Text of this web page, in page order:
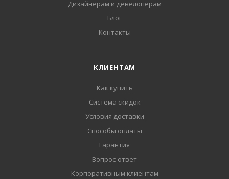
Дизайнерам и девелоперам
Блог
Контакты
КЛИЕНТАМ
Как купить
Система скидок
Условия доставки
Способы оплаты
Гарантия
Вопрос-ответ
Корпоративным клиентам